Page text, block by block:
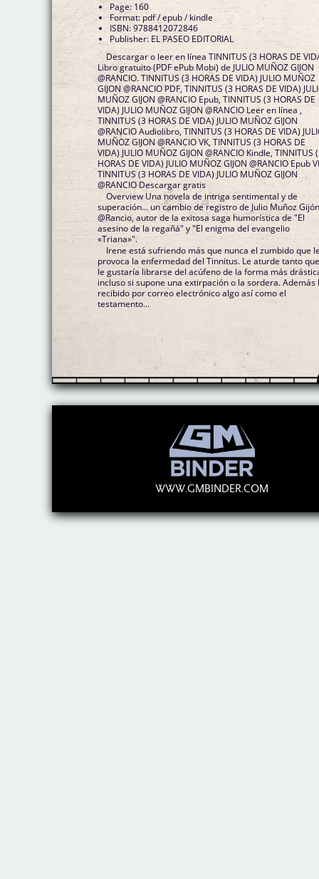
Page: 160
Format: pdf / epub / kindle
ISBN: 9788412072846
Publisher: EL PASEO EDITORIAL
Descargar o leer en línea TINNITUS (3 HORAS DE
Libro gratuito (PDF ePub Mobi) de JULIO MUÑOZ GIJON
@RANCIO. TINNITUS (3 HORAS DE VIDA) JULIO MUÑOZ
GIJON @RANCIO PDF, TINNITUS (3 HORAS DE VIDA)
MUÑOZ GIJON @RANCIO Epub, TINNITUS (3 HORAS DE
VIDA) JULIO MUÑOZ GIJON @RANCIO Leer en línea ,
TINNITUS (3 HORAS DE VIDA) JULIO MUÑOZ GIJON
@RANCIO Audiolibro, TINNITUS (3 HORAS DE VIDA)
MUÑOZ GIJON @RANCIO VK, TINNITUS (3 HORAS DE
VIDA) JULIO MUÑOZ GIJON @RANCIO Kindle, TINNITUS
HORAS DE VIDA) JULIO MUÑOZ GIJON @RANCIO Epub
TINNITUS (3 HORAS DE VIDA) JULIO MUÑOZ GIJON
@RANCIO Descargar gratis
Overview Una novela de intriga sentimental y de
superación… un cambio de registro de Julio Muñoz
@Rancio, autor de la exitosa saga humorística de "El
asesino de la regañá" y "El enigma del evangelio
«Triana»".
Irene está sufriendo más que nunca el zumbido que
provoca la enfermedad del Tinnitus. Le aturde tanto
le gustaría librarse del acúfeno de la forma más
incluso si supone una extirpación o la sordera. Además
recibido por correo electrónico algo así como el
testamento...
WWW.GMBINDER.COM